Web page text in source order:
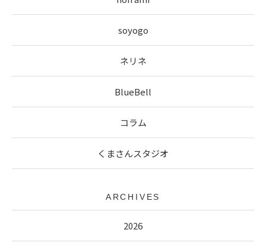
soyogo
ネリネ
BlueBell
コラム
くまさんスタジオ
ARCHIVES
2026